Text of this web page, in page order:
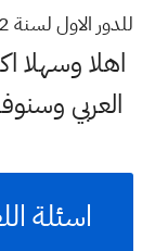
للدور الاول لسنة 2022
اهلا وسهلا
العربي
اسئلة